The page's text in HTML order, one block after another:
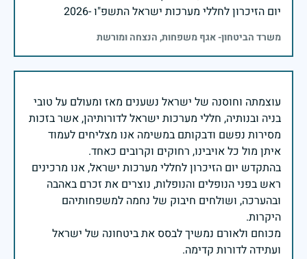
יום הזיכרון לחללי מערכות ישראל התשפ"ו -2026
משרד הביטחון- אגף משפחות, הנצחה ומורשת
עוצמתה וחוסנה של ישראל נשענים מאז ומעולם על טובי
בניה ובנותיה, חללי מערכות ישראל לדורותיהן, אשר בזכות
מסירות נפשם ודבקותם במשימה אנו מצליחים לעמוד
בהתקדש יום הזיכרון לחללי מערכות ישראל, אנו מרכינים
ראש בפני הנופלים והנופלות, נוצרים את זכרם באהבה
ובהערכה, ושולחים חיבוק של נחמה למשפחותיהם
מכוחם ולאורם נמשיך לבסס את ביטחונה של ישראל
ועתידה לדורות קדימה.